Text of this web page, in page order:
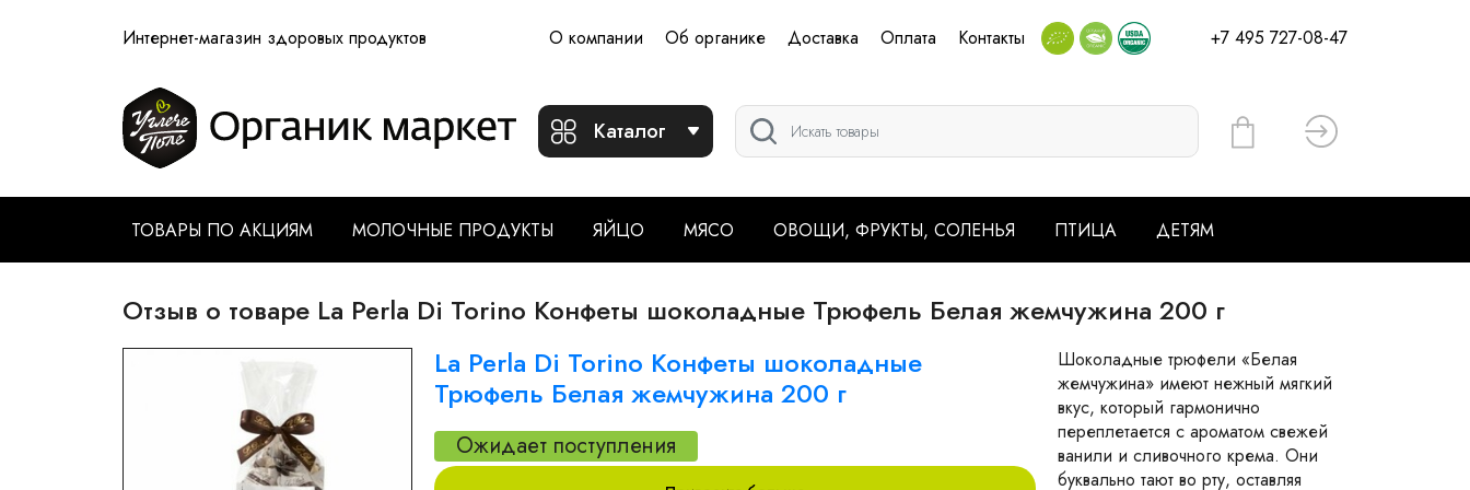
Интернет-магазин здоровых продуктов О компании Об органике Доставка Оплата Контакты +7 495 727-08-47
Каталог Вход
ТОВАРЫ ПО АКЦИЯМ МОЛОЧНЫЕ ПРОДУКТЫ ЯЙЦО МЯСО ОВОЩИ, ФРУКТЫ, СОЛЕНЬЯ ПТИЦА ДЕТЯМ
Отзыв о товаре La Perla Di Torino Конфеты шоколадные Трюфель Белая жемчужина 200 г
La Perla Di Torino Конфеты шоколадные
Трюфель Белая жемчужина 200 г
Ожидает поступления
Шоколадные трюфели «Белая
жемчужина» имеют нежный мягкий
вкус, который гармонично
переплетается с ароматом свежей
ванили и сливочного крема. Они
буквально тают во рту, оставляя